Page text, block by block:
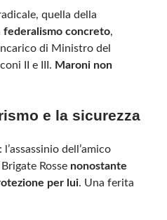
quella della
federalismo concreto,
di Ministro del
II e III. Maroni non
e la sicurezza
dell’amico
Rosse nonostante
per lui. Una ferita